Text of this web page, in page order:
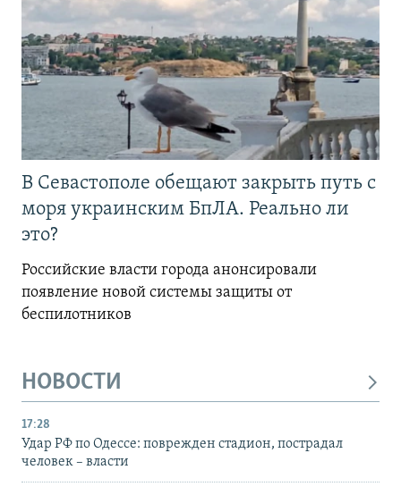
В Севастополе обещают закрыть путь с
моря украинским БпЛА. Реально ли
это?
Российские власти города анонсировали
появление новой системы защиты от
беспилотников
НОВОСТИ
17:28
Удар РФ по Одессе: поврежден стадион, пострадал
человек – власти